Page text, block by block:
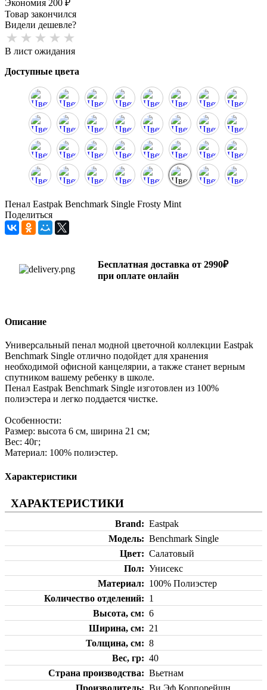
Экономия 200 ₽
Товар закончился
Видели дешевле?
В лист ожидания
Доступные цвета
Пенал Eastpak Benchmark Single Frosty Mint
Поделиться
Бесплатная доставка от 2990₽
при оплате онлайн
Описание
Универсальный пенал модной цветочной коллекции Eastpak
Benchmark Single отлично подойдет для хранения
необходимой офисной канцелярии, а также станет верным
спутником вашему ребенку в школе.
Пенал Eastpak Benchmark Single изготовлен из 100%
полиэстера и легко поддается чистке.
Особенности:
Размер: высота 6 см, ширина 21 см;
Вес: 40г;
Материал: 100% полиэстер.
Характеристики
ХАРАКТЕРИСТИКИ
Brand
Eastpak
Модель
Benchmark Single
Цвет
Салатовый
Пол
Унисекс
Материал
100% Полиэстер
Количество отделений
1
Высота, см
6
Ширина, см
21
Толщина, см
8
Вес, гр
40
Страна производства
Вьетнам
Производитель
Ви Эф Корпорейшн